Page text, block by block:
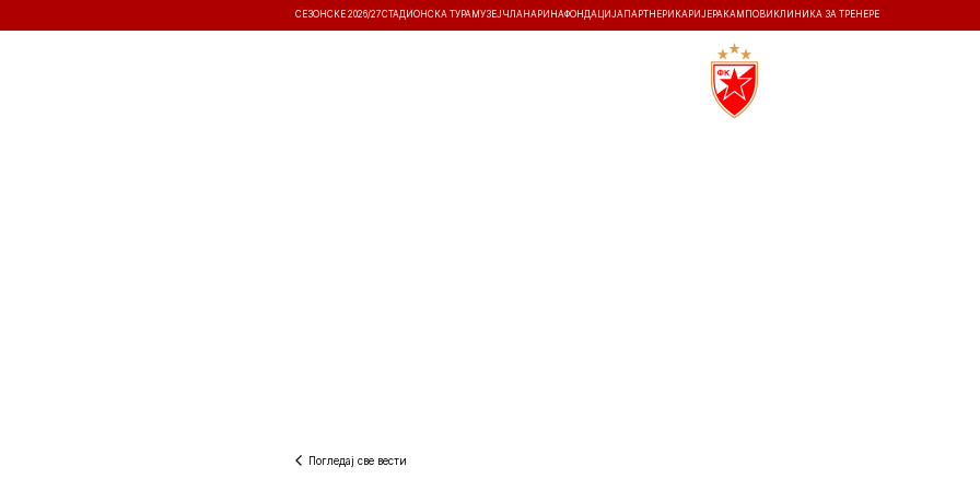
СЕЗОНСКЕ 2026/27СТАДИОНСКА ТУРА МУЗЕЈ ЧЛАНАРИНАФОНДАЦИЈА ПАРТНЕРИ КАРИЈЕРА КАМПОВИ КЛИНИКА ЗА ТРЕНЕРЕ
Погледај све вести